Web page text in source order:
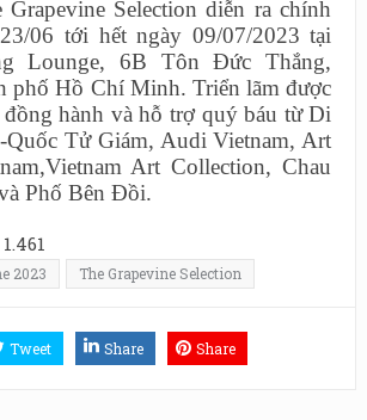
Selection diễn ra chính
06 tới hết ngày 09/07/2023 tại
Lounge, 6B Tôn Đức Thắng,
phố Hồ Chí Minh. Triển lãm được
hành và hỗ trợ quý báu từ Di
Tử Giám, Audi Vietnam, Art
Art Collection, Chau
Phố Bên Đồi.
1.461
2023 The Grapevine Selection
Tweet Share Share